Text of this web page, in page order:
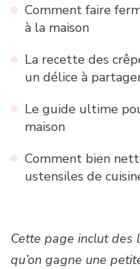
Comment faire
à la maison
La recette des
un délice à
Le guide ultime
maison
Comment bien
ustensiles de
Cette page inclut des
qu’on gagne une